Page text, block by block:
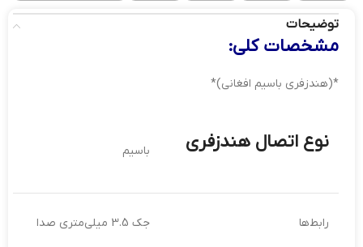
توضیحات
مشخصات کلی:
*(هندزفری باسیم افغانی)*
نوع اتصال هندزفری باسیم
رابط‌ها جک 3.5 میلی‌متری صدا